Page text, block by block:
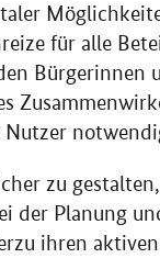
für alle
Bürgerinnen
Nutzer
zu
der Planung
ihren